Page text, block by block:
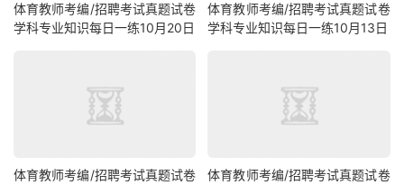
体育教师考编/招聘考试真题试卷
学科专业知识每日一练10月20日
体育教师考编/招聘考试真题试卷
学科专业知识每日一练10月13日
体育教师考编/招聘考试真题试卷
体育教师考编/招聘考试真题试卷